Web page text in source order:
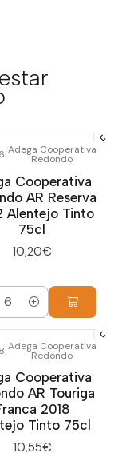
|Adega Cooperativa
Redondo
Cooperativa
AR Reserva
Alentejo Tinto
75cl
10,20€
|Adega Cooperativa
Redondo
Cooperativa
AR Touriga
2018
Tinto 75cl
10,55€